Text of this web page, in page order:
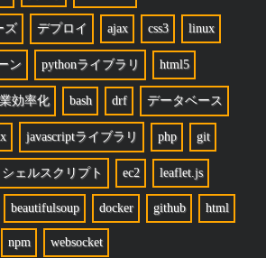
ズ デプロイ ajax css3 linux
ン pythonライブラリ html5
効率化 bash drf データベース
javascriptライブラリ php git
シェルスクリプト ec2 leaflet.js
beautifulsoup docker github html
npm websocket